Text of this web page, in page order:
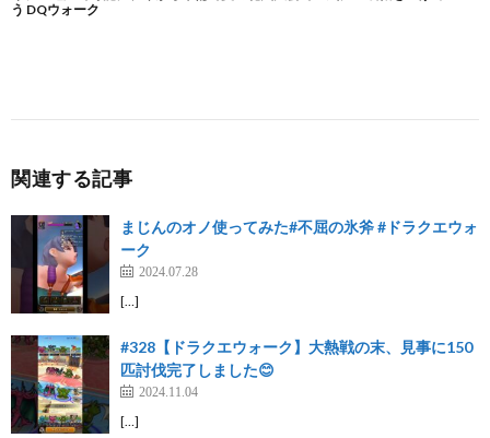
関連する記事
まじんのオノ使ってみた#不屈の氷斧 #ドラクエウォ
ーク
2024.07.28
[…]
#328【ドラクエウォーク】大熱戦の末、見事に150
匹討伐完了しました😊
2024.11.04
[…]